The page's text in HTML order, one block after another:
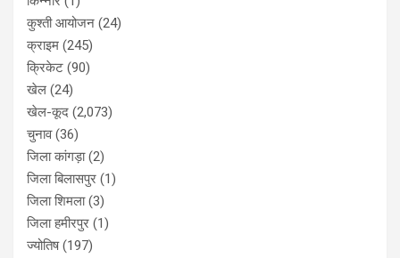
कुश्ती आयोजन (24)
क्राइम (245)
क्रिकेट (90)
खेल (24)
खेल-कूद (2,073)
चुनाव(36)
जिला कांगड़ा(2)
जिला बिलासपुर (1)
जिला शिमला(3)
जिला हमीरपुर (1)
ज्योतिष(197)